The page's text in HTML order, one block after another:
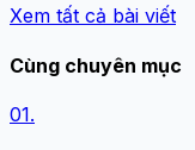
Xem tất cả bài viết
Cùng chuyên mục
01.